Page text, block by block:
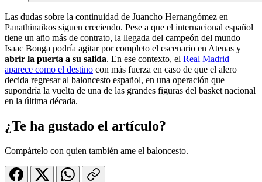
Las dudas sobre la continuidad de Juancho Hernangómez en
Panathinaikos siguen creciendo. Pese a que el internacional español
tiene un año más de contrato, la llegada del campeón del mundo
Isaac Bonga podría agitar por completo el escenario en Atenas y
abrir la puerta a su salida. En ese contexto, el Real Madrid
aparece como el destino con más fuerza en caso de que el alero
decida regresar al baloncesto español, en una operación que
supondría la vuelta de una de las grandes figuras del basket nacional
en la última década.
¿Te ha gustado el artículo?
Compártelo con quien también ame el baloncesto.